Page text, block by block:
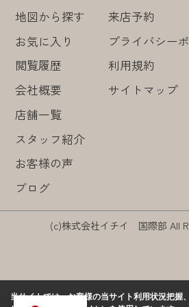
地図から探す
お気に入り
閲覧履歴
会社概要
店舗一覧
スタッフ紹介
お客様の声
ブログ
来店予約
プライバシー
利用規約
サイトマップ
(c)株式会社イチイ 国際部 All
当サイトでは、お客様の当サイト利用状況把握